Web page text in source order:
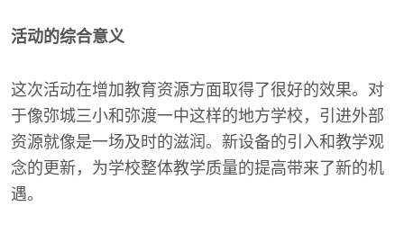
活动的综合意义
这次活动在增加教育资源方面取得了很好的效果。对
于像弥城三小和弥渡一中这样的地方学校，引进外部
资源就像是一场及时的滋润。新设备的引入和教学观
念的更新，为学校整体教学质量的提高带来了新的机
遇。